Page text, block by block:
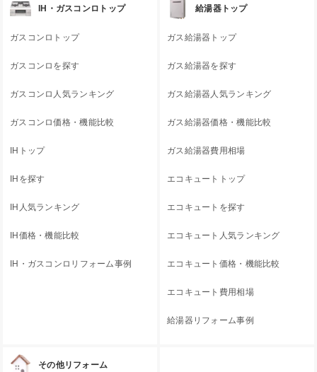
IH・ガスコンロトップ
ガスコンロトップ
ガスコンロを探す
ガスコンロ人気ランキング
ガスコンロ価格・機能比較
IHトップ
IHを探す
IH人気ランキング
IH価格・機能比較
IH・ガスコンロリフォーム事例
給湯器トップ
ガス給湯器トップ
ガス給湯器を探す
ガス給湯器人気ランキング
ガス給湯器価格・機能比較
ガス給湯器費用相場
エコキュートトップ
エコキュートを探す
エコキュート人気ランキング
エコキュート価格・機能比較
エコキュート費用相場
給湯器リフォーム事例
その他リフォーム